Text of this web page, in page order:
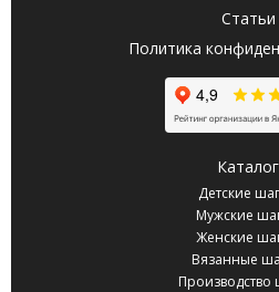
Статьи
Политика
Каталог
Детские
Мужские
Женские
Вязанные
Производство